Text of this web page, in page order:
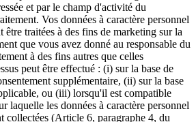
et par le champ d'activité du
Vos données à caractère personnel
être traitées à des fins de marketing sur la
que vous avez donné au responsable du
à des fins autres que celles
peut être effectué : (i) sur la base de
supplémentaire, (ii) sur la base
ou (iii) lorsqu'il est compatible
laquelle les données à caractère personnel
collectées (Article 6, paragraphe 4, du